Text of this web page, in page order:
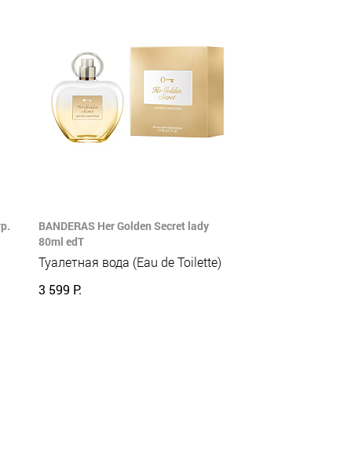
BANDERAS Her Golden Secret lady
80ml edT
Туалетная вода (Eau de Toilette)
3 599 Р.